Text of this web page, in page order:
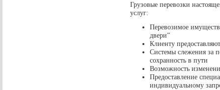
Грузовые перевозки
услуг:
Перевозимое
двери”
Клиенту
Системы слежения за
сохранность в пути
Возможность
Предоставление
индивидуальному